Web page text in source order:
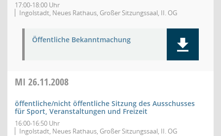
17:00-18:00 Uhr
Ingolstadt, Neues Rathaus, Großer Sitzungssaal, II. OG
Öffentliche Bekanntmachung
MI 26.11.2008
öffentliche/nicht öffentliche Sitzung des Ausschusses
für Sport, Veranstaltungen und Freizeit
16:00-16:50 Uhr
Ingolstadt, Neues Rathaus, Großer Sitzungssaal, II. OG